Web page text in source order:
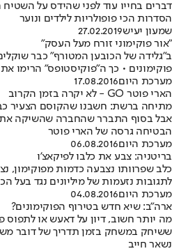
דברים בחייו עוד לפני שהידס על
הסדרות הכי פופולריות לילדים ונוער
שמעון יעיש27.02.2019
"אור פוקימוני זורח מעל העסק"
ב"גלידה של הכובען המטורף" כבר
פוקימונים • כך ה"פוקיסטופס" הרימו
מערכת היום17.08.2016
הארי פוטר GO - לא יקרה בזמן הקרוב
מתיחה ברשת: חשבנו שהקוסם הצעיר
הבטיחה גרסה של הארי פוטר
מערכת היום06.08.2016
בריטניה: צבע את כלבו לפיקאצ'ו
כלב שפרוותו נצבעה כדמות מפוקימון,
לתגובות נזעמות של מיליונים נגד בעל
מערכת היום04.08.2016
ארה"ב: שיא חדש בטירוף הפוקימונים?
מה יותר חשוב, דיון על דאעש או לתפוס
ששיחק במשחק בזמן תדריך של דובר
נשאר חייב